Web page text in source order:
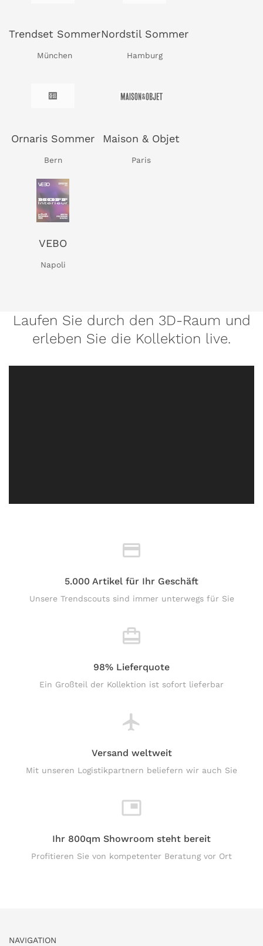
Trendset Sommer
München
Nordstil Sommer
Hamburg
Ornaris Sommer
Bern
Maison & Objet
Paris
VEBO
Napoli
Laufen Sie durch den 3D-Raum und
erleben Sie die Kollektion live.
5.000 Artikel für Ihr Geschäft
Unsere Trendscouts sind immer unterwegs für Sie
98% Lieferquote
Ein Großteil der Kollektion ist sofort lieferbar
Versand weltweit
Mit unseren Logistikpartnern beliefern wir auch Sie
Ihr 800qm Showroom steht bereit
Profitieren Sie von kompetenter Beratung vor Ort
NAVIGATION